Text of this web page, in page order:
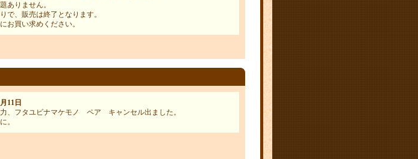
ありません。
で、販売は終了となります。
お買い求めください。
11日
、フタユビナマケモノ ペア キャンセル出ました。
。